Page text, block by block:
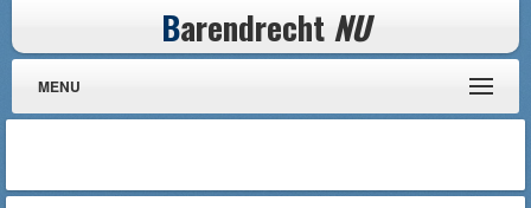
Barendrecht NU
MENU